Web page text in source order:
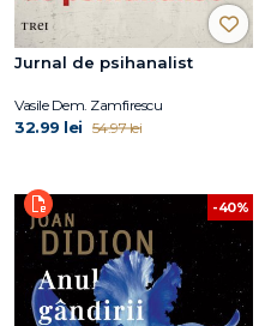
Jurnal de psihanalist
Vasile Dem. Zamfirescu
32.99 lei 54.97 lei
-40%